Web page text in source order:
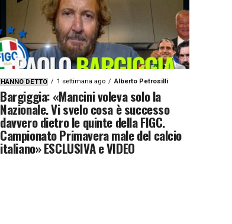
HANNO DETTO 1 settimana ago Alberto Petrosilli
Bargiggia: «Mancini voleva solo la
Nazionale. Vi svelo cosa è successo
davvero dietro le quinte della FIGC.
Campionato Primavera male del calcio
italiano» ESCLUSIVA e VIDEO